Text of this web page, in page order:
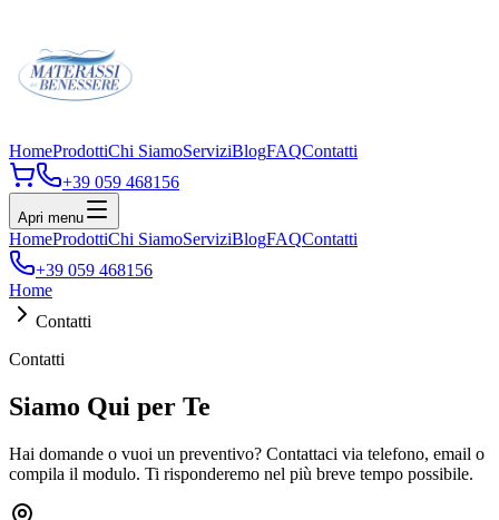
HomeProdottiChi SiamoServiziBlogFAQContatti
+39 059 468156
Apri menu
HomeProdottiChi SiamoServiziBlogFAQContatti
+39 059 468156
Home
Contatti
Contatti
Siamo Qui per Te
Hai domande o vuoi un preventivo? Contattaci via telefono, email o
compila il modulo. Ti risponderemo nel più breve tempo possibile.